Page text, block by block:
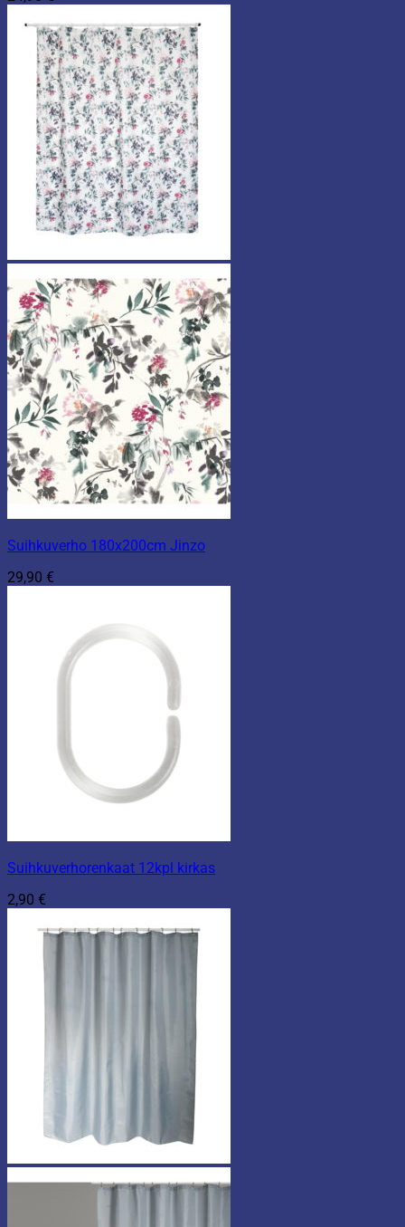
Suihkuverho 180x200cm Jinzo
29,90 €
Suihkuverhorenkaat 12kpl kirkas
2,90 €